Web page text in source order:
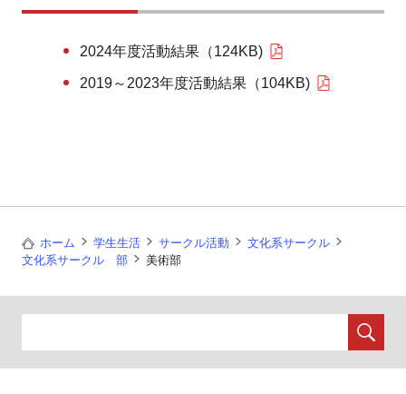
2024年度活動結果（124KB)
2019～2023年度活動結果（104KB)
ホーム 学生生活 サークル活動
文化系サークル
文化系サークル 部
美術部